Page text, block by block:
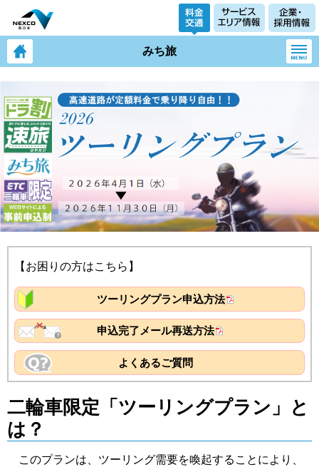
みち旅
【お困りの方はこちら】
ツーリングプラン申込方法
申込完了メール再送方法
よくあるご質問
二輪車限定「ツーリングプラン」と
は？
このプランは、ツーリング需要を喚起することにより、